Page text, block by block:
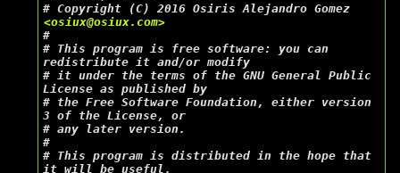
#
<osiux@osiux.com>
#
# This program is free software: you can
# it under the terms of the GNU General Public
# the Free Software Foundation, either version
#
#
# This program is distributed in the hope that